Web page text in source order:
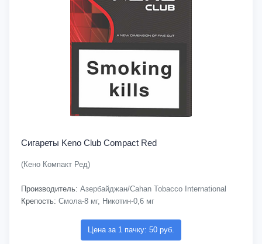
Сигареты Keno Club Compact Red
(Кено Компакт Ред)
Производитель: Азербайджан/Cahan Tobacco International
Крепость: Смола-8 мг, Никотин-0,6 мг
Цена за 1 пачку: 50 руб.